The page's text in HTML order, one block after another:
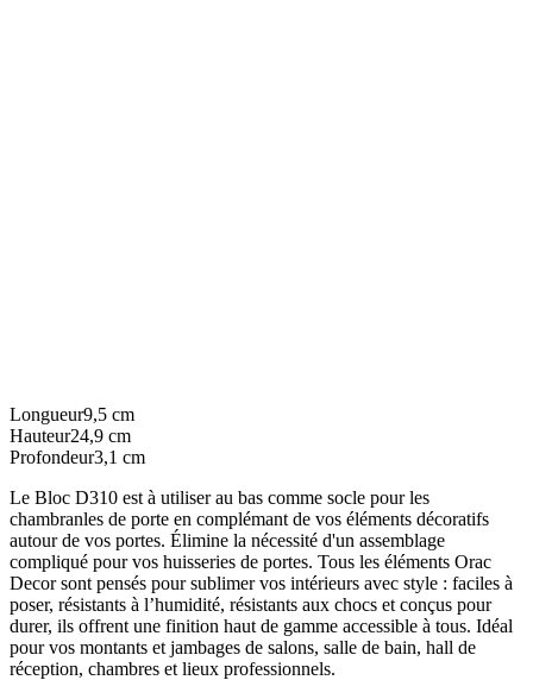
Longueur9,5 cm
Hauteur24,9 cm
Profondeur3,1 cm
Le Bloc D310 est à utiliser au bas comme socle pour les
chambranles de porte en complémant de vos éléments décoratifs
autour de vos portes. Élimine la nécessité d'un assemblage
compliqué pour vos huisseries de portes. Tous les éléments Orac
Decor sont pensés pour sublimer vos intérieurs avec style : faciles à
poser, résistants à l’humidité, résistants aux chocs et conçus pour
durer, ils offrent une finition haut de gamme accessible à tous. Idéal
pour vos montants et jambages de salons, salle de bain, hall de
réception, chambres et lieux professionnels.